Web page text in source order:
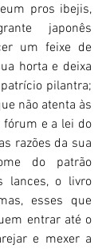
pros ibejis,
japonês
um feixe de
horta e deixa
pilantra;
não atenta às
e a lei do
razões da sua
do patrão
lances, o livro
esses que
entrar até o
e mexer a